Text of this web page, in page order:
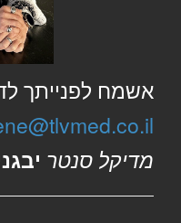
אשמח לפנייתך
מדיקל סנטר